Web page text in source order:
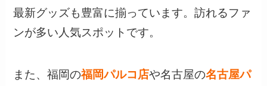
最新グッズも豊富に揃っています。訪れるファ
ンが多い人気スポットです。
また、福岡の福岡パルコ店や名古屋の名古屋パ